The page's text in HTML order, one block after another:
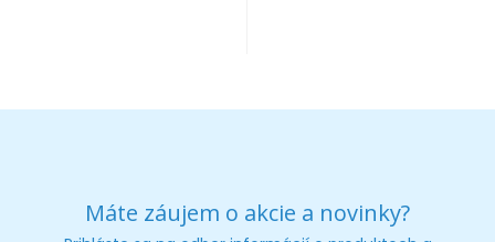
Máte záujem o akcie a novinky?